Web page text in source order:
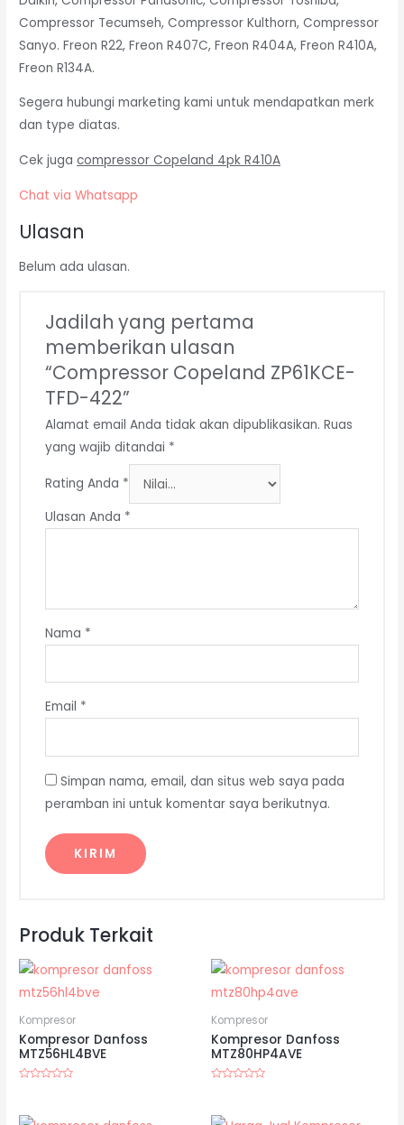
Compressor Tecumseh, Compressor Kulthorn, Compressor
Sanyo. Freon R22, Freon R407C, Freon R404A, Freon R410A,
Freon R134A.
Segera hubungi marketing kami untuk mendapatkan merk
dan type diatas.
Cek jugacompressor Copeland 4pk R410A
Chat via Whatsapp
Ulasan
Belum ada ulasan.
Jadilah yang pertama
memberikan ulasan
“Compressor Copeland ZP61KCE-
TFD-422”
Alamat email Anda tidak akan dipublikasikan. Ruas
yang wajib ditandai *
Rating Anda *
Ulasan Anda *
Nama *
Email *
Simpan nama, email, dan situs web saya pada
peramban ini untuk komentar saya berikutnya.
Produk Terkait
Kompresor
Kompresor Danfoss
MTZ56HL4BVE
5
Kompresor
Kompresor Danfoss
MTZ80HP4AVE
5